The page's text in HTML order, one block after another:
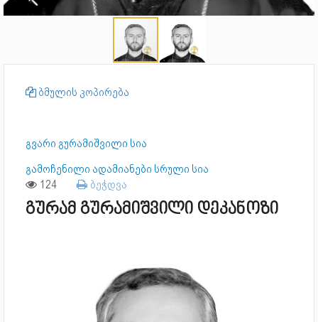
ბმულის კოპირება
გვარი გურამიშვილი სია
გამოჩენილი ადამიანები სრული სია
124 ბეჭდვა
გურამ გურამიშვილი დეკანოზი